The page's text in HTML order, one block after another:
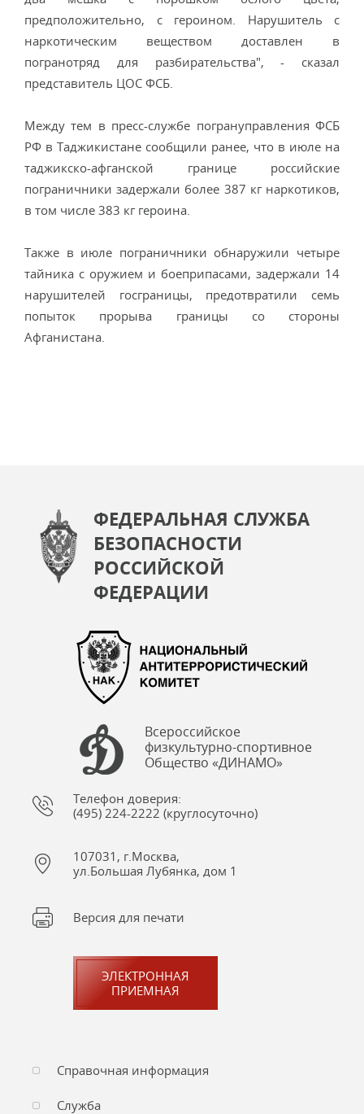
предположительно, с героином. Нарушитель с
наркотическим веществом доставлен в
погранотряд для разбирательства", - сказал
представитель ЦОС ФСБ.
Между тем в пресс-службе погрануправления ФСБ
РФ в Таджикистане сообщили ранее, что в июле на
таджикско-афганской границе российские
пограничники задержали более 387 кг наркотиков,
в том числе 383 кг героина.
Также в июле пограничники обнаружили четыре
тайника с оружием и боеприпасами, задержали 14
нарушителей госграницы, предотвратили семь
попыток прорыва границы со стороны
Афганистана.
ФЕДЕРАЛЬНАЯ СЛУЖБА
БЕЗОПАСНОСТИ
РОССИЙСКОЙ
ФЕДЕРАЦИИ
Всероссийское
физкультурно-спортивное
Общество «ДИНАМО»
Телефон доверия:
(495) 224-2222 (круглосуточно)
107031, г.Москва,
ул.Большая Лубянка, дом 1
Версия для печати
ЭЛЕКТРОННАЯ
ПРИЕМНАЯ
Справочная информация
Служба